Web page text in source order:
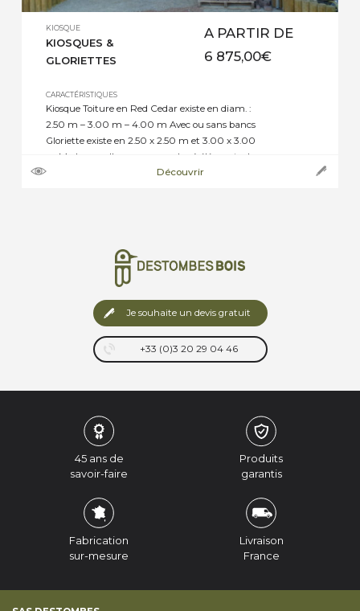
KIOSQUE
KIOSQUES &
GLORIETTES
A PARTIR DE
6 875,00€
CARACTÉRISTIQUES
Kiosque Toiture en Red Cedar existe en diam. :
2.50 m – 3.00 m – 4.00 m Avec ou sans bancs
Gloriette existe en 2.50 x 2.50 m et 3.00 x 3.00
m Moderne : elle se compose de : 4 éléments de
toit poteaux 9 x 9 couverture en shingle Gloriette
Découvrir
Je souhaite un devis gratuit
+33 (0)3 20 29 04 46
45 ans de
savoir-faire
Produits
garantis
Fabrication
sur-mesure
Livraison
France